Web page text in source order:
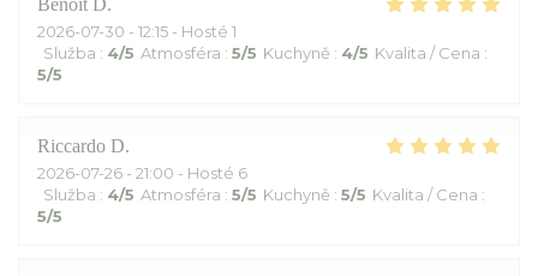
Benoît D
2026-07-30 - 12:15 - Hosté 1
Služba : 4/5 Atmosféra : 5/5 Kuchyně : 4/5 Kvalita / Cena :
5/5
Riccardo D
2026-07-26 - 21:00 - Hosté 6
Služba : 4/5 Atmosféra : 5/5 Kuchyně : 5/5 Kvalita / Cena :
5/5